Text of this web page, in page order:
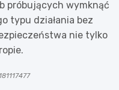
próbujących wymknąć
typu działania bez
nie tylko